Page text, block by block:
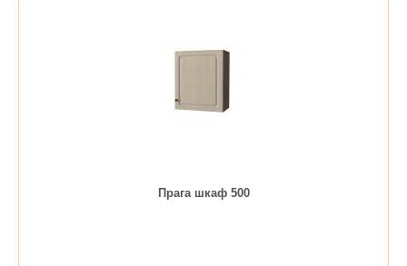
Прага шкаф 500